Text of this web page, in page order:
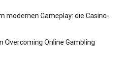
modernen Gameplay: die Casino-
Overcoming Online Gambling